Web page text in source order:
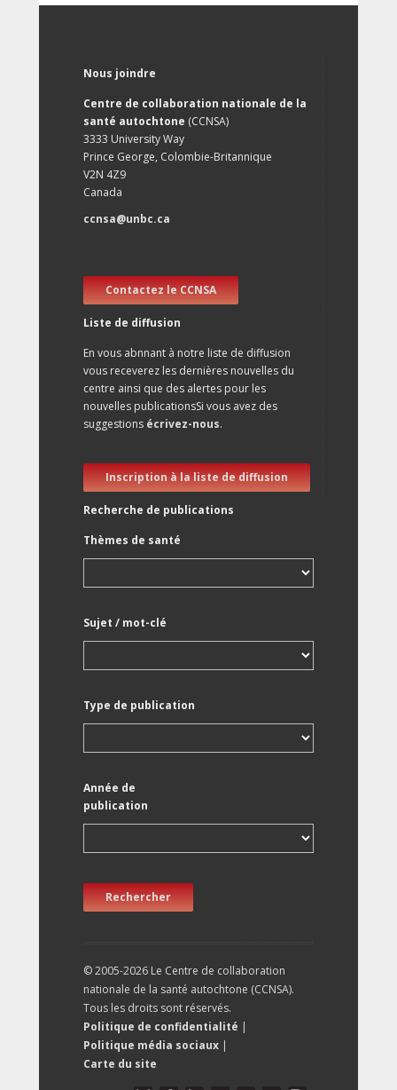
Nous joindre
Centre de collaboration nationale de la
santé autochtone (CCNSA)
3333 University Way
Prince George, Colombie-Britannique
V2N 4Z9
Canada
ccnsa@unbc.ca
Contactez le CCNSA
Liste de diffusion
En vous abnnant à notre liste de diffusion
vous receverez les dernières nouvelles du
centre ainsi que des alertes pour les
nouvelles publicationsSi vous avez des
suggestions écrivez-nous.
Inscription à la liste de diffusion
Recherche de publications
Thèmes de santé
Sujet / mot-clé
Type de publication
Année de
publication
Rechercher
© 2005-2026 Le Centre de collaboration
nationale de la santé autochtone (CCNSA).
Tous les droits sont réservés.
Politique de confidentialité |
Politique média sociaux |
Carte du site